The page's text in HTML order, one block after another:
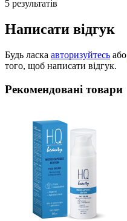
5 результатів
Написати відгук
Будь ласка авторизуйтесь або
того, щоб написати відгук.
Рекомендовані товари